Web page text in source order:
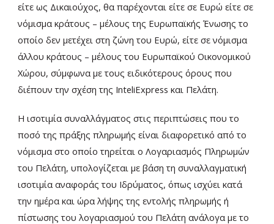
είτε ως Δικαιούχος, θα παρέχονται είτε σε Ευρώ είτε σε
νόμισμα κράτους – μέλους της Ευρωπαϊκής Ένωσης το
οποίο δεν μετέχει στη ζώνη του Ευρώ, είτε σε νόμισμα
άλλου κράτους – μέλους του Ευρωπαϊκού Οικονομικού
Χώρου, σύμφωνα με τους ειδικότερους όρους που
διέπουν την σχέση της InteliExpress και Πελάτη.
Η ισοτιμία συναλλάγματος στις περιπτώσεις που το
ποσό της πράξης πληρωμής είναι διαφορετικό από το
νόμισμα στο οποίο τηρείται ο Λογαριασμός Πληρωμών
του Πελάτη, υπολογίζεται με βάση τη συναλλαγματική
ισοτιμία αναφοράς του Ιδρύματος, όπως ισχύει κατά
την ημέρα και ώρα λήψης της εντολής πληρωμής ή
πίστωσης του λογαριασμού του Πελάτη ανάλογα με το